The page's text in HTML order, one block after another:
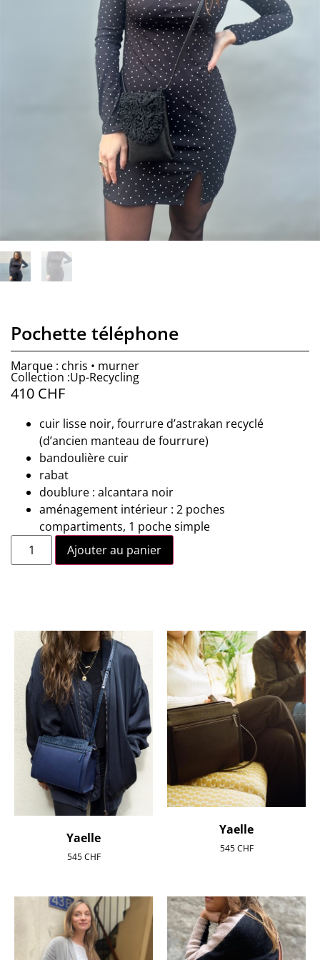
Pochette téléphone
Marque : chris • murner
Collection :Up-Recycling
410 CHF
cuir lisse noir, fourrure d’astrakan recyclé
(d’ancien manteau de fourrure)
bandoulière cuir
rabat
doublure : alcantara noir
aménagement intérieur : 2 poches
compartiments, 1 poche simple
Ajouter au panier
Yaelle
545CHF
Yaelle
545CHF